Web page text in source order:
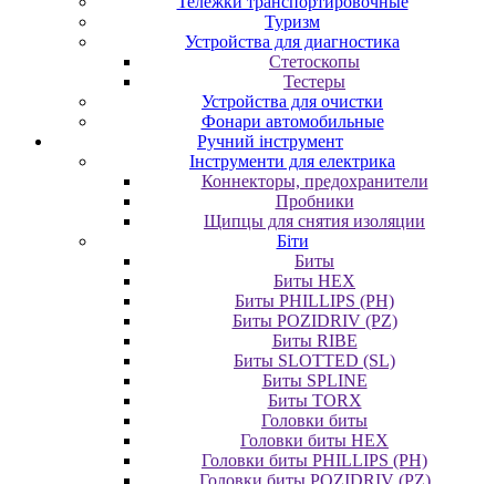
Туризм
Устройства для диагностика
Стетоскопы
Тестеры
Устройства для очистки
Фонари автомобильные
Ручний інструмент
Інструменти для електрика
Коннекторы, предохранители
Пробники
Щипцы для снятия изоляции
Біти
Биты
Биты HEX
Биты PHILLIPS (PH)
Биты POZIDRIV (PZ)
Биты RIBE
Биты SLOTTED (SL)
Биты SPLINE
Биты TORX
Головки биты
Головки биты HEX
Головки биты PHILLIPS (PH)
Головки биты POZIDRIV (PZ)